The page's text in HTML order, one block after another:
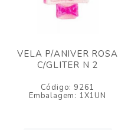
VELA P/ANIVER ROSA
C/GLITER N 2
Código: 9261
Embalagem: 1X1UN